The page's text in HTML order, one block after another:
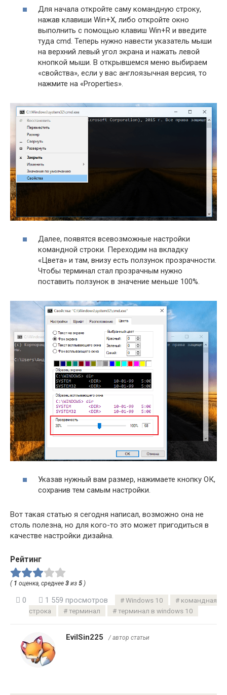
Для начала откройте саму командную строку,
нажав клавиши Win+X, либо откройте окно
выполнить с помощью клавиш Win+R и введите
туда cmd. Теперь нужно навести указатель мыши
на верхний левый угол экрана и нажать левой
кнопкой мыши. В открывшемся меню выбираем
«свойства», если у вас англоязычная версия, то
нажмите на «Properties».
Далее, появятся всевозможные настройки
командной строки. Переходим на вкладку
«Цвета» и там, внизу есть ползунок прозрачности.
Чтобы терминал стал прозрачным нужно
поставить ползунок в значение меньше 100%.
Указав нужный вам размер, нажимаете кнопку ОК,
сохранив тем самым настройки.
Вот такая статью я сегодня написал, возможно она не
столь полезна, но для кого-то это может пригодиться в
качестве настройки дизайна.
Рейтинг
( 1 оценка, среднее 3 из 5 )
0 1 559 просмотров Windows 10
командная
строка
терминал терминал в windows 10
EvilSin225 / автор статьи